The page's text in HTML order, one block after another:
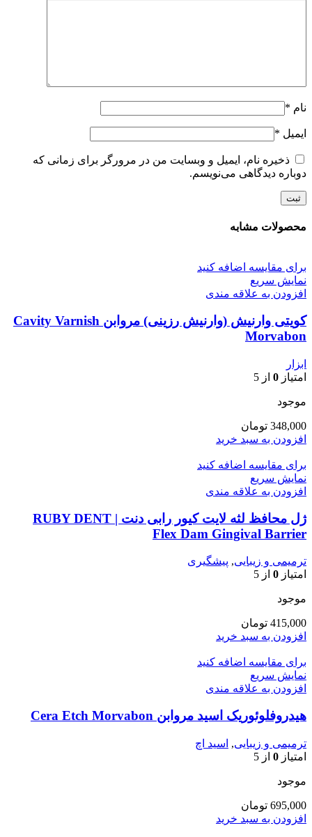
نام *
ایمیل *
ذخیره نام، ایمیل و وبسایت من در مرورگر برای زمانی که
دوباره دیدگاهی می‌نویسم.
محصولات مشابه
برای مقایسه اضافه کنید
نمایش سریع
افزودن به علاقه مندی
کویتی وارنیش (وارنیش رزینی) مروابن Cavity Varnish
Morvabon
ابزار
امتیاز 0 از 5
موجود
348,000 تومان
افزودن به سبد خرید
برای مقایسه اضافه کنید
نمایش سریع
افزودن به علاقه مندی
ژل محافظ لثه لایت کیور رابی دنت | RUBY DENT
Flex Dam Gingival Barrier
ترمیمی و زیبایی, پیشگیری
امتیاز 0 از 5
موجود
415,000 تومان
افزودن به سبد خرید
برای مقایسه اضافه کنید
نمایش سریع
افزودن به علاقه مندی
هیدروفلوئوریک اسید مروابن Cera Etch Morvabon
ترمیمی و زیبایی, اسید اچ
امتیاز 0 از 5
موجود
695,000 تومان
افزودن به سبد خرید